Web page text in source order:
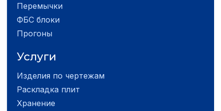
Перемычки
ФБС блоки
Прогоны
Услуги
Изделия по чертежам
Раскладка плит
Хранение